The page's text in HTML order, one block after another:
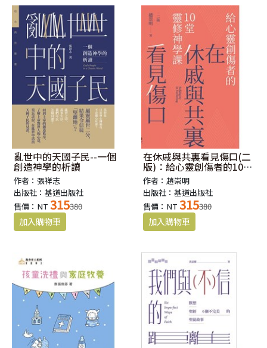
亂世中的天國子民--一個
創造神學的析讀
作者：張祥志
出版社：基道出版社
售價：NT 315380
在休戚與共裏看見傷口(二
版)：給心靈創傷者的10堂
靈修神學課
作者：趙崇明
出版社：基道出版社
售價：NT 315380